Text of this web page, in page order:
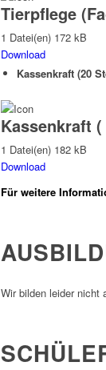
Tierpflege
1 Datei(en) 172 kB
Download
Kassenkraft (20
Kassenkraft
1 Datei(en) 182 kB
Download
Für weitere
Wir bilden leider nicht